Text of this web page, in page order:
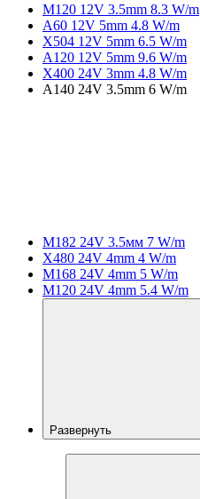
M120 12V 3.5mm 8.3 W/m
A60 12V 5mm 4.8 W/m
X504 12V 5mm 6.5 W/m
A120 12V 5mm 9.6 W/m
X400 24V 3mm 4.8 W/m
A140 24V 3.5mm 6 W/m
M182 24V 3.5мм 7 W/m
X480 24V 4mm 4 W/m
M168 24V 4mm 5 W/m
M120 24V 4mm 5.4 W/m
Развернуть